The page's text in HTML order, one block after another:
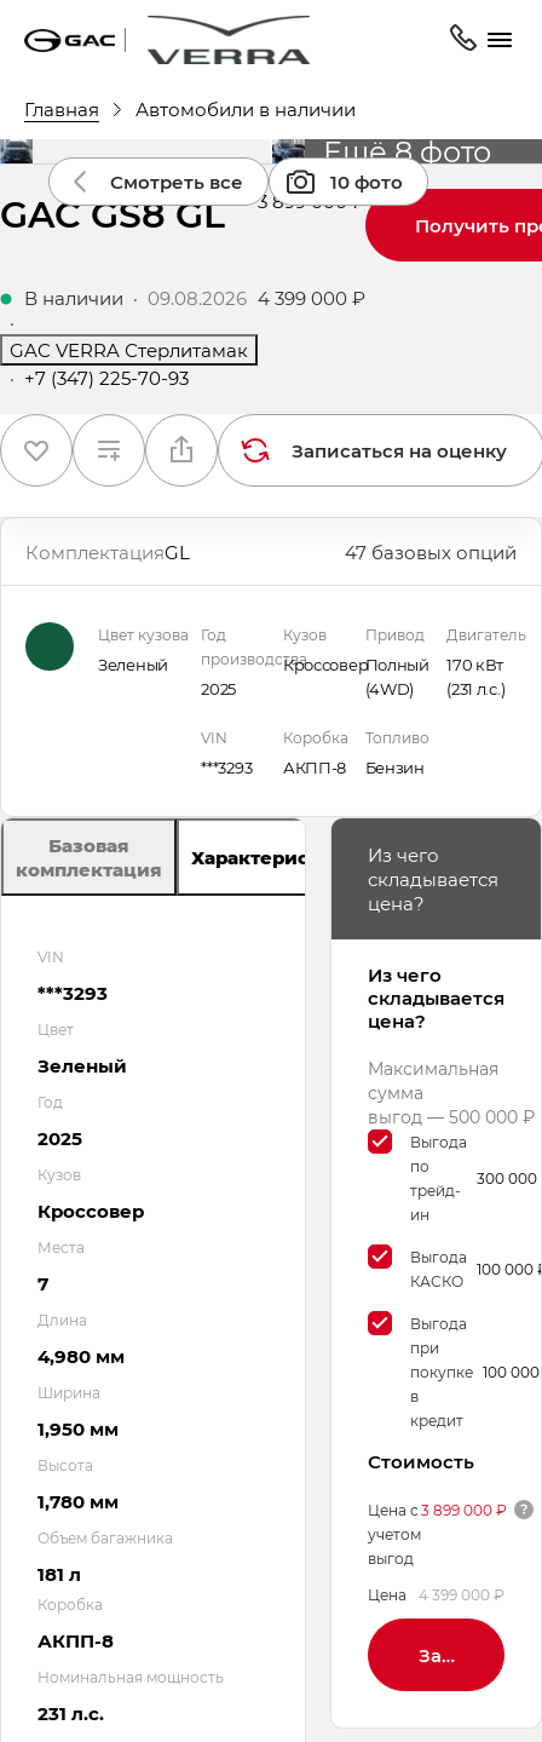
Главная Автомобили в наличии
Смотреть все 10 фото
Ещё 8 фото
GAC GS8 GL 3 899 000 ₽
В наличии · 09.08.2026
·
GAC VERRA Стерлитамак
· +7 (347) 225-70-93
4 399 000 ₽
Получить
Записаться на оценку
КомплектацияGL 47 базовых опций
Цвет кузова
Зеленый
Год
производства
2025
Кузов
Кроссовер
Привод
Полный
(4WD)
Двигатель
170 кВт
(231 л.с.)
VIN
***3293
Коробка
АКПП-8
Топливо
Бензин
Базовая
комплектация
Характеристики
VIN
***3293
Цвет
Зеленый
Год
2025
Кузов
Кроссовер
Места
7
Длина
4,980 мм
Ширина
1,950 мм
Высота
1,780 мм
Объем багажника
181 л
Коробка
АКПП-8
Номинальная мощность
231 л.с.
Из чего
складывается
цена?
Из чего
складывается
цена?
Максимальная
сумма
выгод — 500 000 ₽
Выгода
по
трейд-
ин
300 000
Выгода
КАСКО
100 000
Выгода
при
покупке
в
кредит
100
Стоимость
Цена с
учетом
выгод
3 899 000 ₽
Цена 4 399 000 ₽